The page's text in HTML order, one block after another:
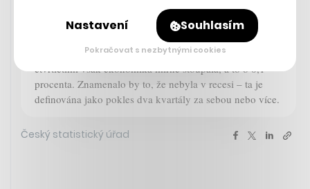
Hrubý domácí produkt Česka v prvním čtvrtletí klesal, v
porovnání s loňskem o 0,2 procenta, uvádí předběžný
odhad Českého statistického úřadu. Byl by to první
pokles od začátku roku 2021. V porovnání mezi
čtvrtletími však ekonomika mírně stoupala, a to o 0,1
procenta. Znamenalo by to, že nebyla v recesi – ta je
definována jako pokles dva kvartály za sebou nebo více.
Český statistický úřad
Nastavení Souhlasím
Pokračovat s nezbytnými cookies